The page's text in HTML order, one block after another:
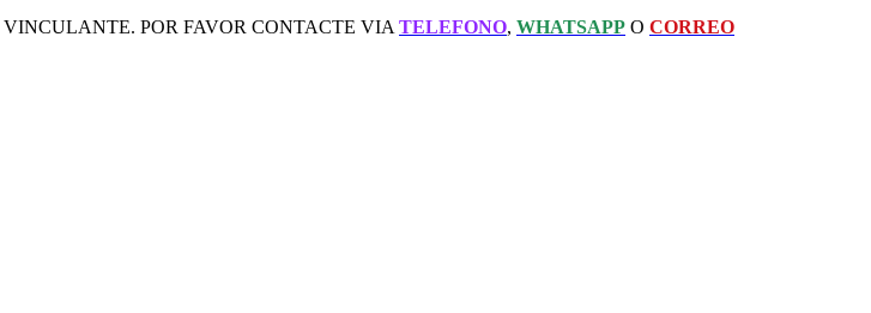
POR FAVOR CONTACTE VIATELEFONO, WHATSAPP O CORREO